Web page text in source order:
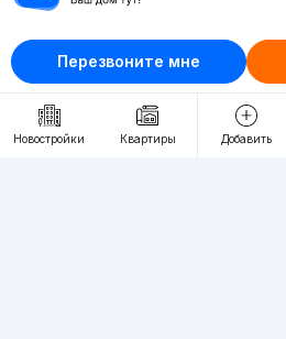
Перезвоните мне
Новостройки Квартиры Добавить
Отдел рекламы
+998 (78) 113-20-86
+998 (93) 390-30-10
Пн-Пт. С 9:30 до 18:00